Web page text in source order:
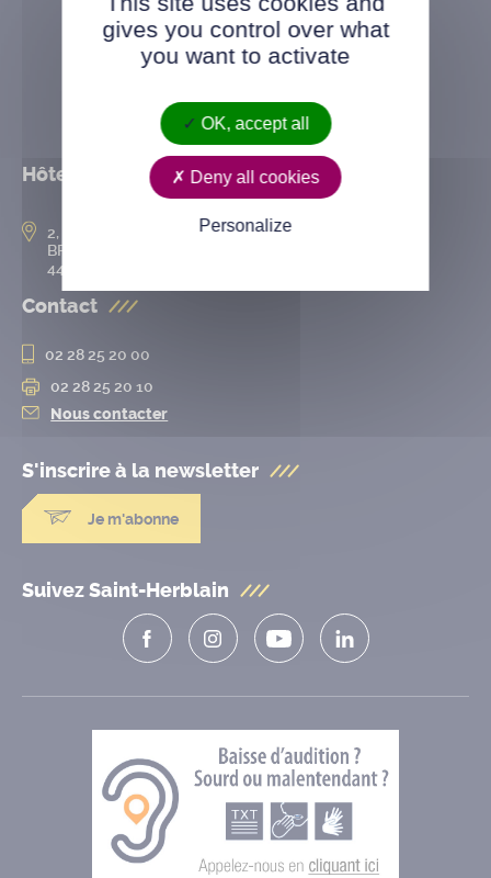
Hôtel de ville
2, rue de l’Hôtel-de-Ville
BP 50167
44802 Saint-Herblain cedex
Contact
02 28 25 20 00
02 28 25 20 10
Nous contacter
S'inscrire à la newsletter
Je m'abonne
Suivez Saint-Herblain
gives you control over what
you want to activate
OK, accept all
Deny all cookies
Personalize